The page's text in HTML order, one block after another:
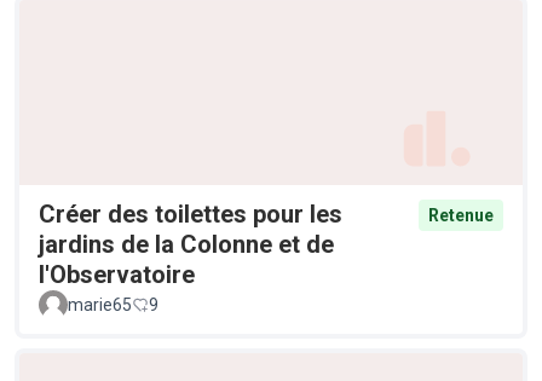
Créer des toilettes pour les
jardins de la Colonne et de
l'Observatoire
Retenue
marie65 9